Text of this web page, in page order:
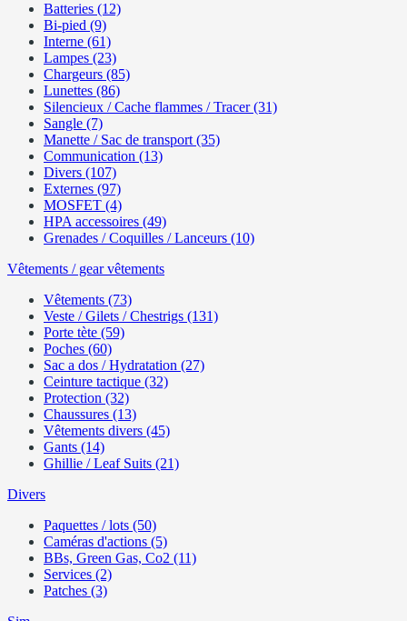
Batteries (12)
Bi-pied (9)
Interne (61)
Lampes (23)
Chargeurs (85)
Lunettes (86)
Silencieux / Cache flammes / Tracer (31)
Sangle (7)
Manette / Sac de transport (35)
Communication (13)
Divers (107)
Externes (97)
MOSFET (4)
HPA accessoires (49)
Grenades / Coquilles / Lanceurs (10)
Vêtements / gear vêtements
Vêtements (73)
Veste / Gilets / Chestrigs (131)
Porte tète (59)
Poches (60)
Sac a dos / Hydratation (27)
Ceinture tactique (32)
Protection (32)
Chaussures (13)
Vêtements divers (45)
Gants (14)
Ghillie / Leaf Suits (21)
Divers
Paquettes / lots (50)
Caméras d'actions (5)
BBs, Green Gas, Co2 (11)
Services (2)
Patches (3)